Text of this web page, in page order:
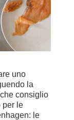
uno
la
consiglio
per le
le